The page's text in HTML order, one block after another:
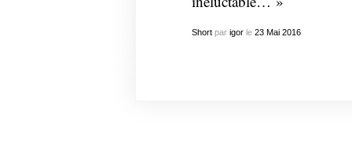
Shortpar igorle 23 Mai 2016